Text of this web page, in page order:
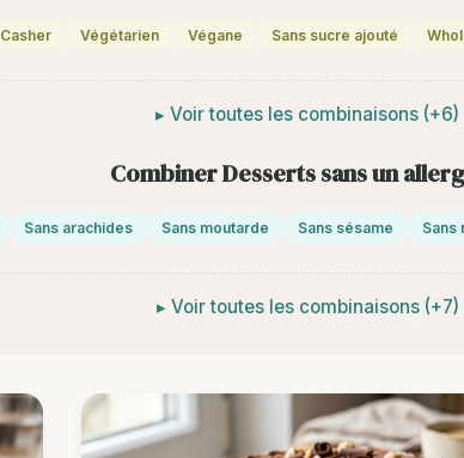
Casher Végétarien Végane Sans sucre ajouté
Voir toutes les combinaisons (+6)
Combiner Desserts sans un
Sans arachides Sans moutarde Sans sésame Sans
Voir toutes les combinaisons (+7)